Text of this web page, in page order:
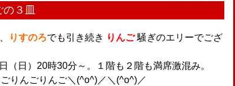
３皿
りすのろでも引き続き りんご 騒ぎのエリーでござ
（日）20時30分～。１階も２階も満席激混み。
りんごりんご＼(^o^)／＼(^o^)／